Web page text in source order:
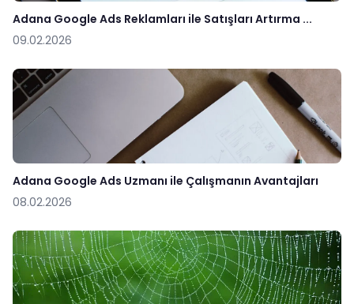
Adana Google Ads Reklamları ile Satışları Artırma ...
09.02.2026
Adana Google Ads Uzmanı ile Çalışmanın Avantajları
08.02.2026